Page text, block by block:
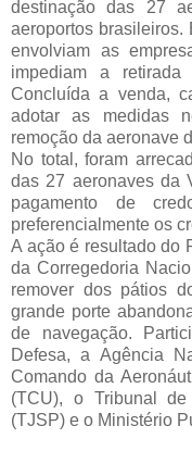
destinação das 27
aeroportos brasileiros.
envolviam as
impediam a
Concluída a venda,
adotar as medidas
remoção da aeronave
No total, foram
das 27 aeronaves da
pagamento de
preferencialmente os
A ação é resultado do
da Corregedoria
remover dos pátios
grande porte
de navegação.
Defesa, a Agência
Comando da
(TCU), o Tribunal
(TJSP) e o Ministério